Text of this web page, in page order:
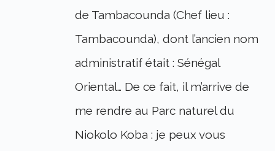
de Tambacounda (Chef lieu :
Tambacounda), dont l’ancien nom
administratif était : Sénégal
Oriental… De ce fait, il m’arrive de
me rendre au Parc naturel du
Niokolo Koba : je peux vous